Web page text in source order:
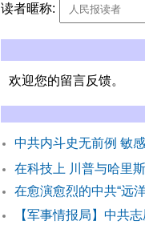
读者暱称:
欢迎您的留言反馈。
中共内斗史无前例 敏
在科技上 川普与哈里
在愈演愈烈的中共“远
【军事情报局】中共